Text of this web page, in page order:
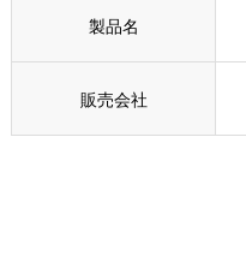
製品名
販売会社